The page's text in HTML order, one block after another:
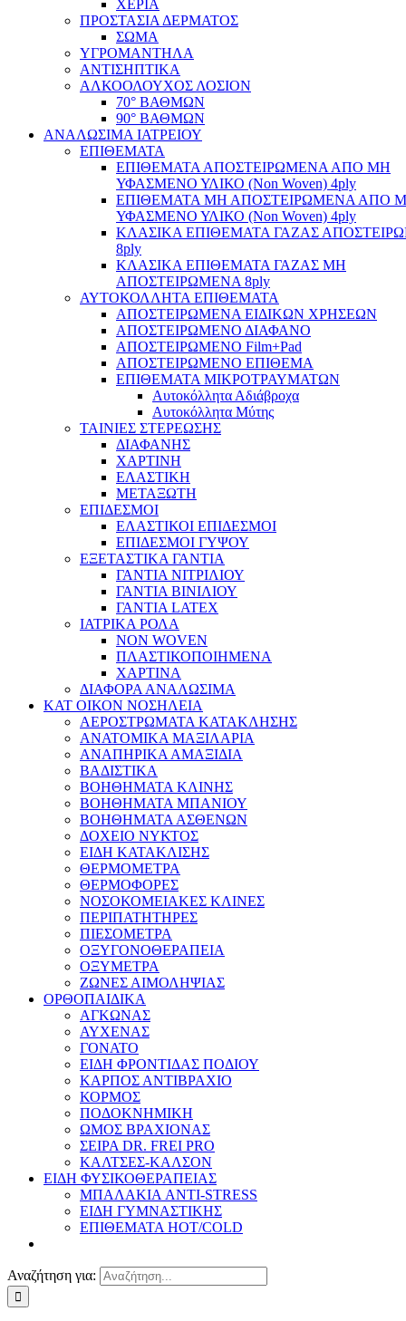
ΧΕΡΙΑ
ΠΡΟΣΤΑΣΙΑ ΔΕΡΜΑΤΟΣ
ΣΩΜΑ
ΥΓΡΟΜΑΝΤΗΛΑ
ΑΝΤΙΣΗΠΤΙΚΑ
ΑΛΚΟΟΛΟΥΧΟΣ ΛΟΣΙΟΝ
70° ΒΑΘΜΩΝ
90° ΒΑΘΜΩΝ
ΑΝΑΛΩΣΙΜΑ ΙΑΤΡΕΙΟΥ
ΕΠΙΘΕΜΑΤΑ
ΕΠΙΘΕΜΑΤΑ ΑΠΟΣΤΕΙΡΩΜΕΝΑ ΑΠΟ ΜΗ
ΥΦΑΣΜΕΝΟ ΥΛΙΚΟ (Non Woven) 4ply
ΕΠΙΘΕΜΑΤΑ ΜΗ ΑΠΟΣΤΕΙΡΩΜΕΝΑ ΑΠΟ
ΥΦΑΣΜΕΝΟ ΥΛΙΚΟ (Non Woven) 4ply
ΚΛΑΣΙΚΑ ΕΠΙΘΕΜΑΤΑ ΓΑΖΑΣ
8ply
ΚΛΑΣΙΚΑ ΕΠΙΘΕΜΑΤΑ ΓΑΖΑΣ ΜΗ
ΑΠΟΣΤΕΙΡΩΜΕΝΑ 8ply
ΑΥΤΟΚΟΛΛΗΤΑ ΕΠΙΘΕΜΑΤΑ
ΑΠΟΣΤΕΙΡΩΜΕΝΑ ΕΙΔΙΚΩΝ ΧΡΗΣΕΩΝ
ΑΠΟΣΤΕΙΡΩΜΕΝΟ ΔΙΑΦΑΝΟ
ΑΠΟΣΤΕΙΡΩΜΕΝΟ Film+Pad
ΑΠΟΣΤΕΙΡΩΜΕΝΟ ΕΠΙΘΕΜΑ
ΕΠΙΘΕΜΑΤΑ ΜΙΚΡΟΤΡΑΥΜΑΤΩΝ
Αυτοκόλλητα Αδιάβροχα
Αυτοκόλλητα Μύτης
ΤΑΙΝΙΕΣ ΣΤΕΡΕΩΣΗΣ
ΔΙΑΦΑΝΗΣ
ΧΑΡΤΙΝΗ
ΕΛΑΣΤΙΚΗ
ΜΕΤΑΞΩΤΗ
ΕΠΙΔΕΣΜΟΙ
ΕΛΑΣΤΙΚΟΙ ΕΠΙΔΕΣΜΟΙ
ΕΠΙΔΕΣΜΟΙ ΓΥΨΟΥ
ΕΞΕΤΑΣΤΙΚΑ ΓΑΝΤΙΑ
ΓΑΝΤΙΑ ΝΙΤΡΙΛΙΟΥ
ΓΑΝΤΙΑ ΒΙΝΙΛΙΟΥ
ΓΑΝΤΙΑ LATEX
ΙΑΤΡΙΚΑ ΡΟΛΑ
NON WOVEN
ΠΛΑΣΤΙΚΟΠΟΙΗΜΕΝΑ
ΧΑΡΤΙΝΑ
ΔΙΑΦΟΡΑ ΑΝΑΛΩΣΙΜΑ
ΚΑΤ ΟΙΚΟΝ ΝΟΣΗΛΕΙΑ
ΑΕΡΟΣΤΡΩΜΑΤΑ ΚΑΤΑΚΛΗΣΗΣ
ΑΝΑΤΟΜΙΚΑ ΜΑΞΙΛΑΡΙΑ
ΑΝΑΠΗΡΙΚΑ ΑΜΑΞΙΔΙΑ
ΒΑΔΙΣΤΙΚΑ
ΒΟΗΘΗΜΑΤΑ ΚΛΙΝΗΣ
ΒΟΗΘΗΜΑΤΑ ΜΠΑΝΙΟΥ
ΒΟΗΘΗΜΑΤΑ ΑΣΘΕΝΩΝ
ΔΟΧΕΙΟ ΝΥΚΤΟΣ
ΕΙΔΗ ΚΑΤΑΚΛΙΣΗΣ
ΘΕΡΜΟΜΕΤΡΑ
ΘΕΡΜΟΦΟΡΕΣ
ΝΟΣΟΚΟΜΕΙΑΚΕΣ ΚΛΙΝΕΣ
ΠΕΡΙΠΑΤΗΤΗΡΕΣ
ΠΙΕΣΟΜΕΤΡΑ
ΟΞΥΓΟΝΟΘΕΡΑΠΕΙΑ
ΟΞΥΜΕΤΡΑ
ΖΩΝΕΣ ΑΙΜΟΛΗΨΙΑΣ
ΟΡΘΟΠΑΙΔΙΚΑ
ΑΓΚΩΝΑΣ
ΑΥΧΕΝΑΣ
ΓΟΝΑΤΟ
ΕΙΔΗ ΦΡΟΝΤΙΔΑΣ ΠΟΔΙΟΥ
ΚΑΡΠΟΣ ΑΝΤΙΒΡΑΧΙΟ
ΚΟΡΜΟΣ
ΠΟΔΟΚΝΗΜΙΚΗ
ΩΜΟΣ ΒΡΑΧΙΟΝΑΣ
ΣΕΙΡΑ DR. FREI PRO
ΚΑΛΤΣΕΣ-ΚΑΛΣΟΝ
ΕΙΔΗ ΦΥΣΙΚΟΘΕΡΑΠΕΙΑΣ
ΜΠΑΛΑΚΙΑ ANTI-STRESS
ΕΙΔΗ ΓΥΜΝΑΣΤΙΚΗΣ
ΕΠΙΘΕΜΑΤΑ HOT/COLD
Αναζήτηση για: